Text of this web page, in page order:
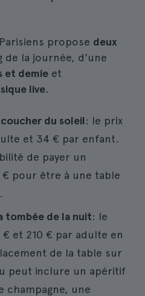
propose deux
de la journée, d'une
et demie et
live.
du soleil: le prix
et 34 € par enfant.
de payer un
pour être à une table
tombée de la nuit: le
et 210 € par adulte en
de la table sur
peut inclure un apéritif
champagne, une